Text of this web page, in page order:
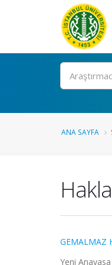
Ara
ANA SAYFA
GEMALMAZ
Yeni